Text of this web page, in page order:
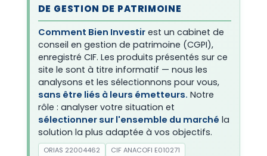
DE GESTION DE PATRIMOINE
Comment Bien Investir est un cabinet de
conseil en gestion de patrimoine (CGPI),
enregistré CIF. Les produits présentés sur ce
site le sont à titre informatif — nous les
analysons et les sélectionnons pour vous,
sans être liés à leurs émetteurs. Notre
rôle : analyser votre situation et
sélectionner sur l'ensemble du marché la
solution la plus adaptée à vos objectifs.
ORIAS 22004462
CIF ANACOFI E010271